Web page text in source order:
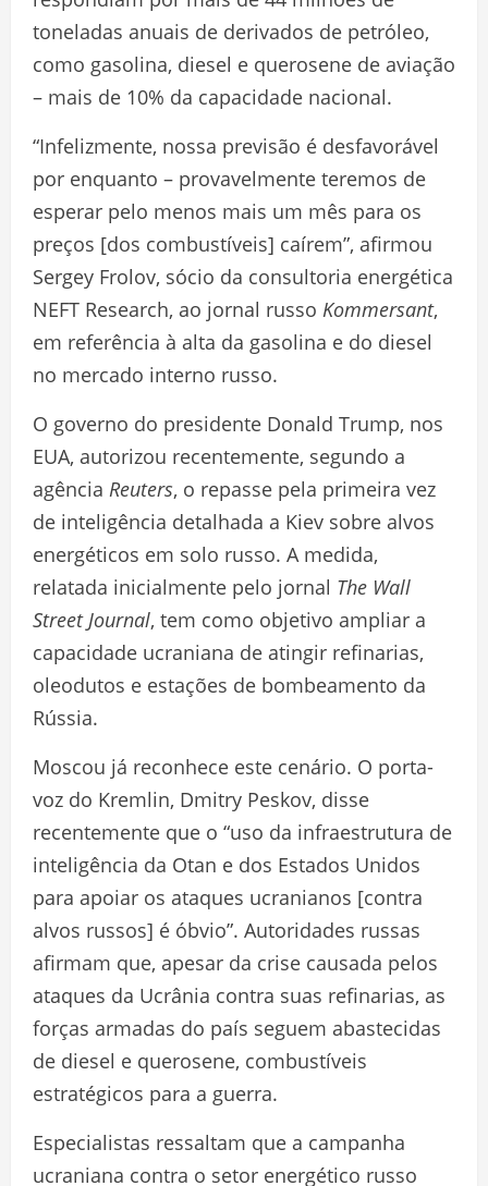
toneladas anuais de derivados de petróleo,
como gasolina, diesel e querosene de aviação
– mais de 10% da capacidade nacional.
“Infelizmente, nossa previsão é desfavorável
por enquanto – provavelmente teremos de
esperar pelo menos mais um mês para os
preços [dos combustíveis] caírem”, afirmou
Sergey Frolov, sócio da consultoria energética
NEFT Research, ao jornal russo Kommersant,
em referência à alta da gasolina e do diesel
no mercado interno russo.
O governo do presidente Donald Trump, nos
EUA, autorizou recentemente, segundo a
agência Reuters, o repasse pela primeira vez
de inteligência detalhada a Kiev sobre alvos
energéticos em solo russo. A medida,
relatada inicialmente pelo jornal The Wall
Street Journal, tem como objetivo ampliar a
capacidade ucraniana de atingir refinarias,
oleodutos e estações de bombeamento da
Rússia.
Moscou já reconhece este cenário. O porta-
voz do Kremlin, Dmitry Peskov, disse
recentemente que o “uso da infraestrutura de
inteligência da Otan e dos Estados Unidos
para apoiar os ataques ucranianos [contra
alvos russos] é óbvio”. Autoridades russas
afirmam que, apesar da crise causada pelos
ataques da Ucrânia contra suas refinarias, as
forças armadas do país seguem abastecidas
de diesel e querosene, combustíveis
estratégicos para a guerra.
Especialistas ressaltam que a campanha
ucraniana contra o setor energético russo